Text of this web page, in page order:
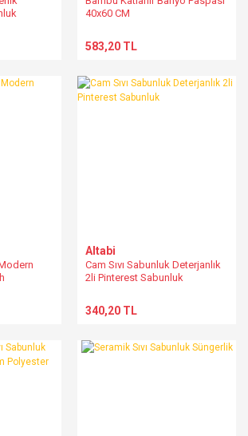
40x60 CM
583,20 TL
Altabi
Cam Sıvı Sabunluk Deterjanlık
2li Pinterest Sabunluk
340,20 TL